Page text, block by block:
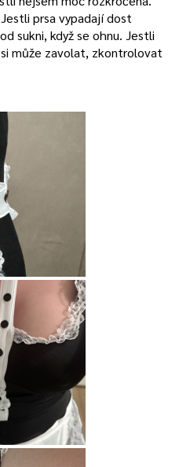
prsa vypadají dost
sukni, když se ohnu. Jestli
může zavolat, zkontrolovat